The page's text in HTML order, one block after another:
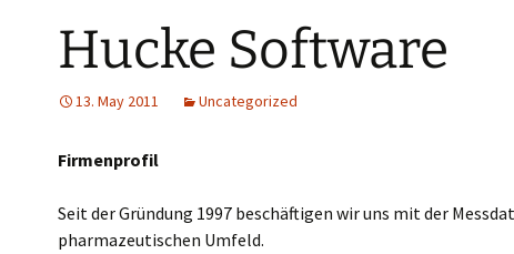
Hucke Software
13. May 2011 Uncategorized
Firmenprofil
Seit der Gründung 1997 beschäftigen wir uns mit der
pharmazeutischen Umfeld.